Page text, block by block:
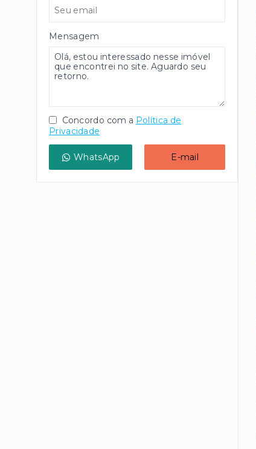
Mensagem
Concordo com a Política de
Privacidade
WhatsApp E-mail